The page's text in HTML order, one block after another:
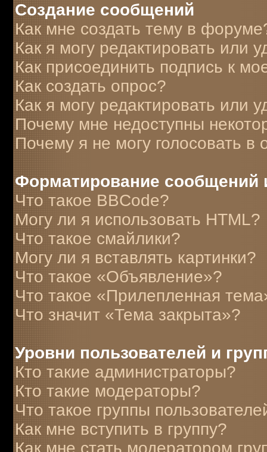
Создание сообщений
Как мне создать тему в
Как я могу редактировать или
Как присоединить подпись к
Как создать опрос?
Как я могу редактировать или
Почему мне недоступны
Почему я не могу голосовать в
Форматирование сообщений
Что такое BBCode?
Могу ли я использовать HTML?
Что такое смайлики?
Могу ли я вставлять картинки?
Что такое «Объявление»?
Что такое «Прилепленная
Что значит «Тема закрыта»?
Уровни пользователей и
Кто такие администраторы?
Кто такие модераторы?
Что такое группы
Как мне вступить в группу?
Как мне стать модератором